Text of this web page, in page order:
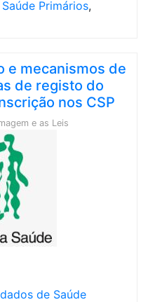
Primários,
e mecanismos de
de registo do
nos CSP
e as Leis
de Saúde